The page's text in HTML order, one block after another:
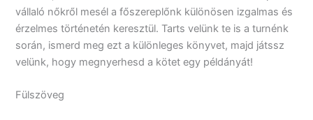
vállaló nőkről mesél a főszereplőnk különösen izgalmas és
érzelmes történetén keresztül. Tarts velünk te is a turnénk
során, ismerd meg ezt a különleges könyvet, majd játssz
velünk, hogy megnyerhesd a kötet egy példányát!
Fülszöveg